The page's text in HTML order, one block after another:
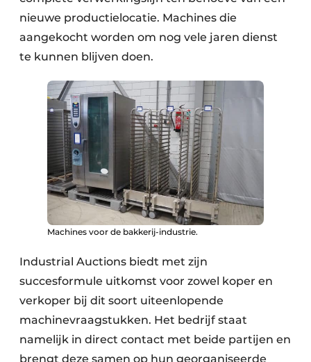
nieuwe productielocatie. Machines die
aangekocht worden om nog vele jaren dienst
te kunnen blijven doen.
Machines voor de bakkerij-industrie.
Industrial Auctions biedt met zijn
succesformule uitkomst voor zowel koper en
verkoper bij dit soort uiteenlopende
machinevraagstukken. Het bedrijf staat
namelijk in direct contact met beide partijen en
brengt deze samen op hun georganiseerde